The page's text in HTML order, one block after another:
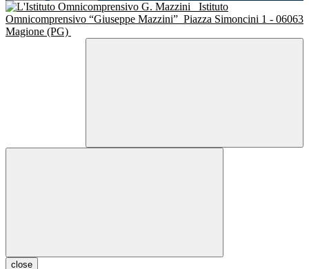
Istituto
Omnicomprensivo “Giuseppe Mazzini” Piazza Simoncini 1 - 06063
Magione (PG)
close